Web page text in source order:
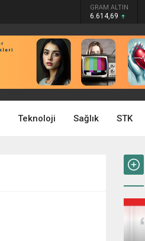
GRAM ALTIN
6.614,69
Teknoloji Sağlık STK